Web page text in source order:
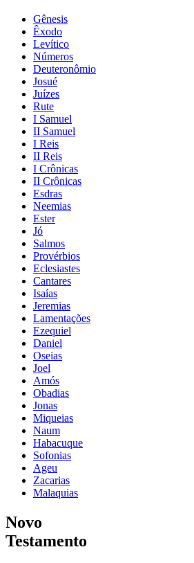
Gênesis
Êxodo
Levítico
Números
Deuteronômio
Josué
Juízes
Rute
I Samuel
II Samuel
I Reis
II Reis
I Crônicas
II Crônicas
Esdras
Neemias
Ester
Jó
Salmos
Provérbios
Eclesiastes
Cantares
Isaías
Jeremias
Lamentações
Ezequiel
Daniel
Oseias
Joel
Amós
Obadias
Jonas
Miqueias
Naum
Habacuque
Sofonias
Ageu
Zacarias
Malaquias
Novo
Testamento